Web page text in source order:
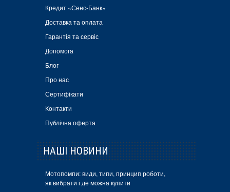
Кредит «Сенс-Банк»
Доставка та оплата
Гарантія та сервіс
Допомога
Блог
Про нас
Сертифікати
Контакти
Публічна оферта
НАШІ НОВИНИ
Мотопомпи: види, типи, принцип роботи,
як вибрати і де можна купити